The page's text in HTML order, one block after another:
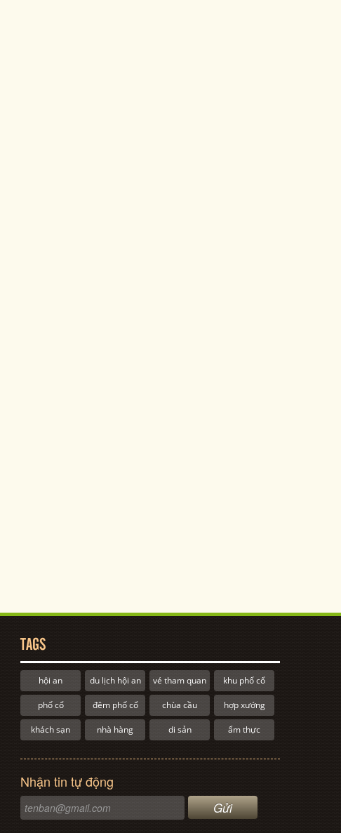
TAGS
hội an du lịch hội an vé tham quan khu phố cổ
phố cổ đêm phố cổ chùa cầu hợp xướng
khách sạn nhà hàng di sản ẩm thực
Nhận tin tự động